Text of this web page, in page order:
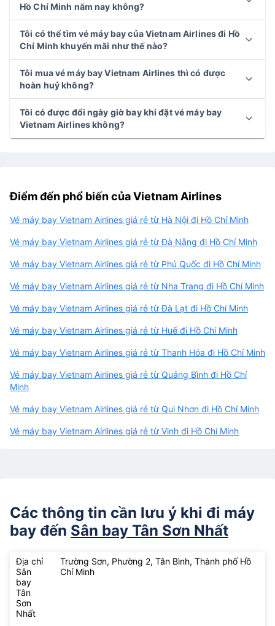
Hồ Chí Minh năm nay không?
Tôi có thể tìm vé máy bay của Vietnam Airlines đi Hồ
Chí Minh khuyến mãi như thế nào?
Tôi mua vé máy bay Vietnam Airlines thì có được
hoàn huỷ không?
Tôi có được đổi ngày giờ bay khi đặt vé máy bay
Vietnam Airlines không?
Điểm đến phổ biến của Vietnam Airlines
Vé máy bay Vietnam Airlines giá rẻ từ Hà Nội đi Hồ Chí Minh
Vé máy bay Vietnam Airlines giá rẻ từ Đà Nẵng đi Hồ Chí Minh
Vé máy bay Vietnam Airlines giá rẻ từ Phú Quốc đi Hồ Chí Minh
Vé máy bay Vietnam Airlines giá rẻ từ Nha Trang đi Hồ Chí Minh
Vé máy bay Vietnam Airlines giá rẻ từ Đà Lạt đi Hồ Chí Minh
Vé máy bay Vietnam Airlines giá rẻ từ Huế đi Hồ Chí Minh
Vé máy bay Vietnam Airlines giá rẻ từ Thanh Hóa đi Hồ Chí Minh
Vé máy bay Vietnam Airlines giá rẻ từ Quảng Bình đi Hồ Chí
Minh
Vé máy bay Vietnam Airlines giá rẻ từ Qui Nhơn đi Hồ Chí Minh
Vé máy bay Vietnam Airlines giá rẻ từ Vinh đi Hồ Chí Minh
Các thông tin cần lưu ý khi đi máy
bay đến Sân bay Tân Sơn Nhất
Địa chỉ
Sân
bay
Tân
Sơn
Nhất
Trường Sơn, Phường 2, Tân Bình, Thành phố Hồ
Chí Minh